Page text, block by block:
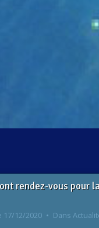
rendez-vous pour
17/12/2020 Dans